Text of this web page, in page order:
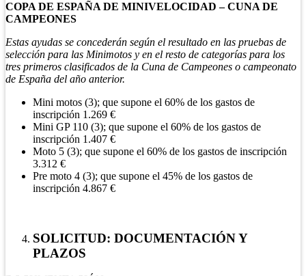
COPA DE ESPAÑA DE MINIVELOCIDAD – CUNA DE
CAMPEONES
Estas ayudas se concederán según el resultado en las pruebas de
selección para las Minimotos y en el resto de categorías para los
tres primeros clasificados de la Cuna de Campeones o campeonato
de España del año anterior.
Mini motos (3); que supone el 60% de los gastos de
inscripción 1.269 €
Mini GP 110 (3); que supone el 60% de los gastos de
inscripción 1.407 €
Moto 5 (3); que supone el 60% de los gastos de inscripción
3.312 €
Pre moto 4 (3); que supone el 45% de los gastos de
inscripción 4.867 €
SOLICITUD: DOCUMENTACIÓN Y
PLAZOS